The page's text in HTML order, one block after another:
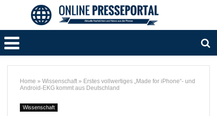
Home » Wissenschaft » Erstes vollwertiges „Made for iPhone“- und
Android-EKG kommt aus Deutschland
Wissenschaft